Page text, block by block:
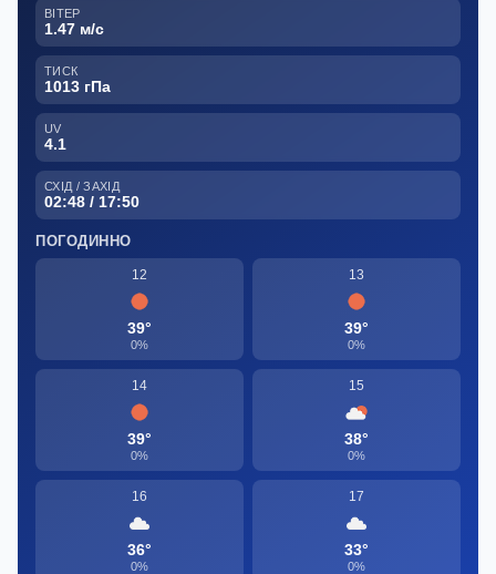
ВІТЕР
1.47 м/с
ТИСК
1013 гПа
UV
4.1
СХІД / ЗАХІД
02:48 / 17:50
ПОГОДИННО
12
39°
0%
13
39°
0%
14
39°
0%
15
38°
0%
16
36°
0%
17
33°
0%